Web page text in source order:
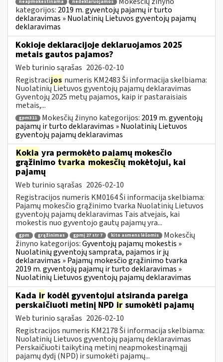
neapmokestinama nedeklaruojamos
kategorijos: 2019 m. gyventojų pajamų ir turto
deklaravimas » Nuolatinių Lietuvos gyventojų pajamų
deklaravimas
Kokioje deklaracijoje deklaruojamos 2025
metais gautos pajamos?
Web turinio sąrašas 2026-02-10
Registracijos numeris KM2483 Ši informacija skelbiama:
Nuolatinių Lietuvos gyventojų pajamų deklaravimas
Gyventojų 2025 metų pajamos, kaip ir pastaraisiais
metais,...
gpm311 Mokesčių žinyno kategorijos: 2019 m. gyventojų
pajamų ir turto deklaravimas » Nuolatinių Lietuvos
gyventojų pajamų deklaravimas
Kokia yra permokėto pajamų mokesčio
grąžinimo tvarka mokesčių mokėtojui, kai
pajamų
Web turinio sąrašas 2026-02-10
Registracijos numeris KM0164 Ši informacija skelbiama:
Pajamų mokesčio grąžinimo tvarka Nuolatinių Lietuvos
gyventojų pajamų deklaravimas Tais atvejais, kai
mokestis nuo gyventojo gautų pajamų yra...
gpm grąžinimas gpmį 27 str 7 kito asmens lėšomis
Mokesčių
žinyno kategorijos:Gyventojų pajamų mokestis »
Nuolatinių gyventojų samprata, pajamos ir jų
deklaravimas » Pajamų mokesčio grąžinimo tvarka
2019 m. gyventojų pajamų ir turto deklaravimas »
Nuolatinių Lietuvos gyventojų pajamų deklaravimas
Kada ir kodėl gyventojui atsiranda pareiga
perskaičiuoti metinį NPD ir sumokėti pajamų
Web turinio sąrašas 2026-02-10
Registracijos numeris KM2178 Ši informacija skelbiama:
Nuolatinių Lietuvos gyventojų pajamų deklaravimas
Perskaičiuoti taikytiną metinį neapmokestinąmąjį
pajamų dydį (NPD) ir sumokėti pajamų...